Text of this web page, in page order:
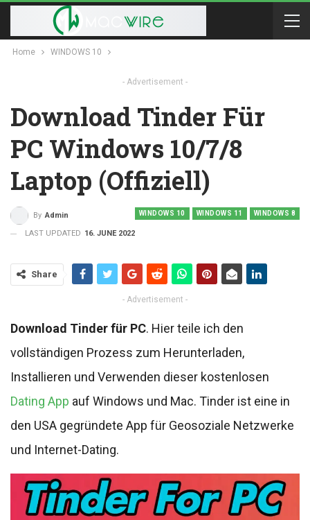
Home WINDOWS 10
- Advertisement -
Download Tinder Für
PC Windows 10/7/8
Laptop (offiziell)
WINDOWS 10 WINDOWS 11 WINDOWS 8
By Admin
LAST UPDATED 16. JUNE 2022
Share
- Advertisement -
Download Tinder für PC. Hier teile ich den
vollständigen Prozess zum Herunterladen,
Installieren und Verwenden dieser kostenlosen
Dating App auf Windows und Mac. Tinder ist eine in
den USA gegründete App für Geosoziale Netzwerke
und Internet-Dating.